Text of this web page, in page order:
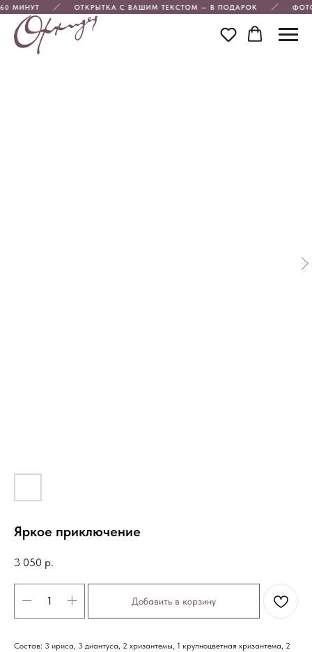
МИНУТ ОТКРЫТКА С ВАШИМ ТЕКСТОМ — В ПОДАРОК
Яркое приключение
3 050 р.
Добавить в корзину
Состав: 3 ириса, 3 диантуса, 2 хризантемы, 1 крупноцветная хризантема, 2